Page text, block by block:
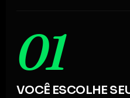
01
VOCÊ ESCOLHE